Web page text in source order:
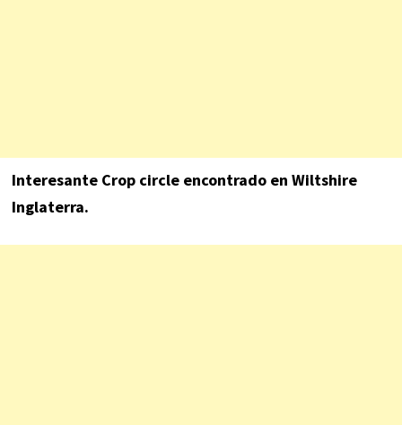
Interesante Crop circle encontrado en Wiltshire
Inglaterra.